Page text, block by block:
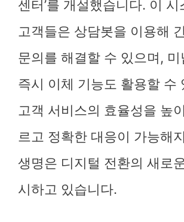
센터’를 개설했습니다. 이 시
고객들은 상담봇을 이용해
문의를 해결할 수 있으며, 미
즉시 이체 기능도 활용할 수
고객 서비스의 효율성을 높
르고 정확한 대응이 가능해
생명은 디지털 전환의 새로
시하고 있습니다.